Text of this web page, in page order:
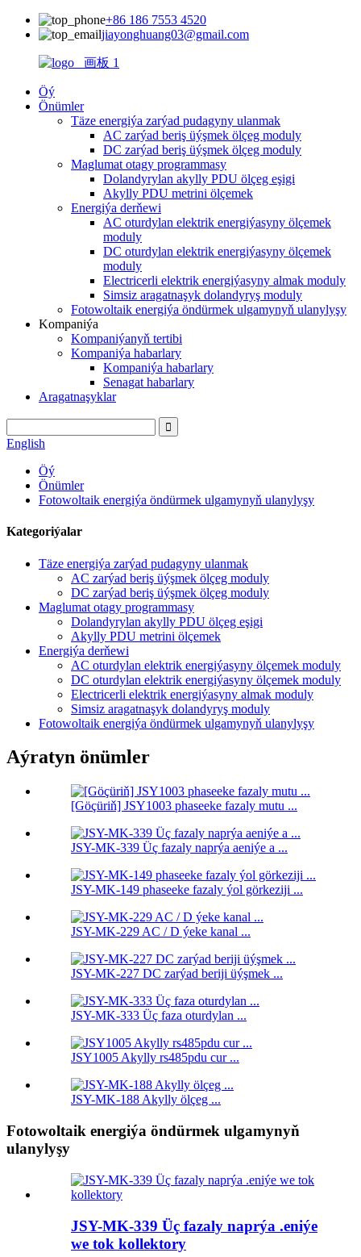
+86 186 7553 4520
jiayonghuang03@gmail.com
Öý
Önümler
Täze energiýa zarýad pudagyny ulanmak
AC zarýad beriş üýşmek ölçeg moduly
DC zarýad beriş üýşmek ölçeg moduly
Maglumat otagy programmasy
Dolandyrylan akylly PDU ölçeg eşigi
Akylly PDU metrini ölçemek
Energiýa derňewi
AC oturdylan elektrik energiýasyny ölçemek
moduly
DC oturdylan elektrik energiýasyny ölçemek
moduly
Electricerli elektrik energiýasyny almak moduly
Simsiz aragatnaşyk dolandyryş moduly
Fotowoltaik energiýa öndürmek ulgamynyň ulanylyşy
Kompaniýa
Kompaniýanyň tertibi
Kompaniýa habarlary
Kompaniýa habarlary
Senagat habarlary
Aragatnaşyklar
English
Öý
Önümler
Fotowoltaik energiýa öndürmek ulgamynyň ulanylyşy
Kategoriýalar
Täze energiýa zarýad pudagyny ulanmak
AC zarýad beriş üýşmek ölçeg moduly
DC zarýad beriş üýşmek ölçeg moduly
Maglumat otagy programmasy
Dolandyrylan akylly PDU ölçeg eşigi
Akylly PDU metrini ölçemek
Energiýa derňewi
AC oturdylan elektrik energiýasyny ölçemek moduly
DC oturdylan elektrik energiýasyny ölçemek moduly
Electricerli elektrik energiýasyny almak moduly
Simsiz aragatnaşyk dolandyryş moduly
Fotowoltaik energiýa öndürmek ulgamynyň ulanylyşy
Aýratyn önümler
[Göçüriň] JSY1003 phaseeke fazaly mutu ...
JSY-MK-339 Üç fazaly naprýa aeniýe a ...
JSY-MK-149 phaseeke fazaly ýol görkeziji ...
JSY-MK-229 AC / D ýeke kanal ...
JSY-MK-227 DC zarýad beriji üýşmek ...
JSY-MK-333 Üç faza oturdylan ...
JSY1005 Akylly rs485pdu cur ...
JSY-MK-188 Akylly ölçeg ...
Fotowoltaik energiýa öndürmek ulgamynyň
ulanylyşy
JSY-MK-339 Üç fazaly naprýa .eniýe
we tok kollektory